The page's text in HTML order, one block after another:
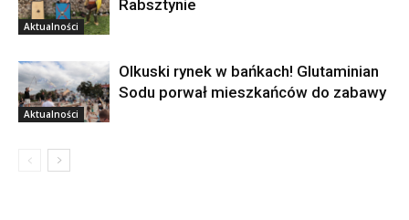
Aktualności
Rabsztynie
Aktualności
Olkuski rynek w bańkach! Glutaminian
Sodu porwał mieszkańców do zabawy